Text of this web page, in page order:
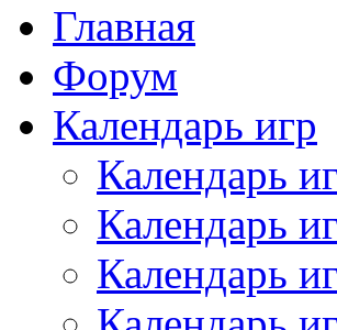
Главная
Форум
Календарь игр
Календарь
Календарь
Календарь